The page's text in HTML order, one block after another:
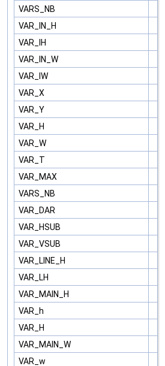
VARS_NB
VAR_IN_H
VAR_IH
VAR_IN_W
VAR_IW
VAR_X
VAR_Y
VAR_H
VAR_W
VAR_T
VAR_MAX
VARS_NB
VAR_DAR
VAR_HSUB
VAR_VSUB
VAR_LINE_H
VAR_LH
VAR_MAIN_H
VAR_h
VAR_H
VAR_MAIN_W
VAR_w